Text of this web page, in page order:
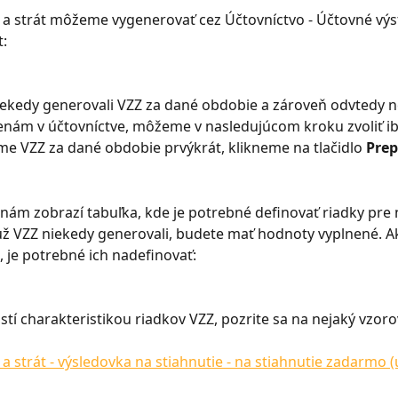
a strát môžeme vygenerovať cez Účtovníctvo - Účtovné
generovali VZZ za dané obdobie a zároveň odvtedy
v účtovníctve, môžeme v nasledujúcom kroku zvoliť
VZZ za dané obdobie prvýkrát, klikneme na tlačidlo
zobrazí tabuľka, kde je potrebné definovať riadky
VZZ niekedy generovali, budete mať hodnoty vyplnené.
je potrebné ich nadefinovať:
charakteristikou riadkov VZZ, pozrite sa na nejaký
a strát - výsledovka na stiahnutie - na stiahnutie zadarmo